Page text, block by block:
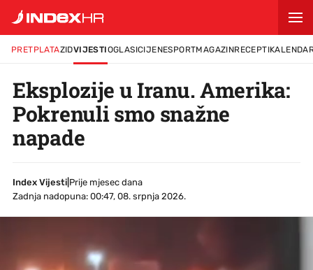
PRETPLATAZIDVIJESTIOGLASICIJENESPORTMAGAZINRECEPTI
Eksplozije u Iranu. Amerika:
Pokrenuli smo snažne
napade
Index Vijesti
Prije mjesec dana
Zadnja nadopuna: 00:47, 08. srpnja 2026.